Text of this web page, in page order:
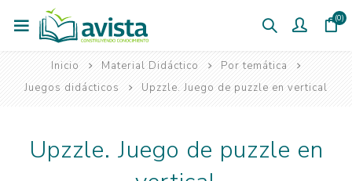
(0)
Inicio Material Didáctico
Por temática
Juegos didácticos
Upzzle. Juego de puzzle en vertical
Upzzle. Juego de puzzle en